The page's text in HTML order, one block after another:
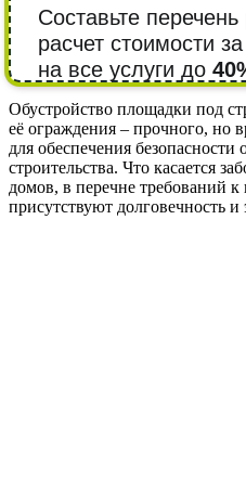
Составьте
расчет стоимости
на все услуги до
Обустройство площадки под
её ограждения – прочного, но
для обеспечения
строительства. Что касается
домов, в перечне требований
присутствуют долговечность и